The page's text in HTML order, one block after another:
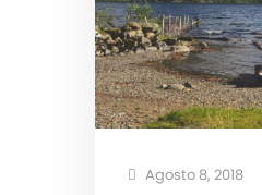
Agosto 8, 2018